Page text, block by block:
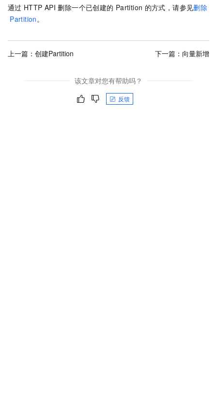
通过 HTTP API 删除一个已创建的 Partition 的方式，请参见删除
Partition。
上一篇： 创建Partition 下一篇： 向量新增
该文章对您有帮助吗？
反馈